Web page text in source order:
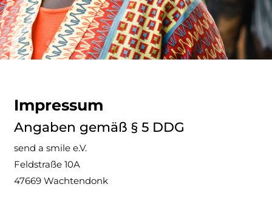
Impressum
Angaben gemäß § 5 DDG
send a smile e.V.
Feldstraße 10A
47669 Wachtendonk